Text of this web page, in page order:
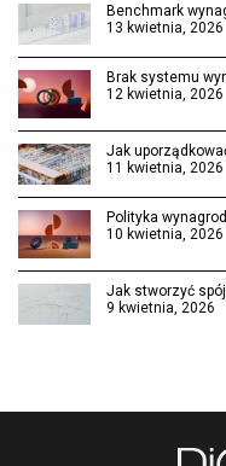
Benchmark
13 kwietnia, 2026
Brak systemu
12 kwietnia, 2026
Jak
11 kwietnia, 2026
Polityka
10 kwietnia, 2026
Jak stworzyć
9 kwietnia, 2026